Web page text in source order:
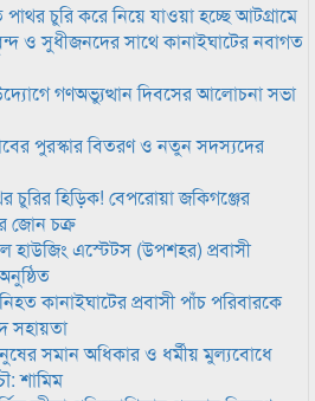
চুরি করে নিয়ে যাওয়া হচ্ছে আটগ্রামে
ও সুধীজনদের সাথে কানাইঘাটের নবাগত
গণঅভ্যুত্থান দিবসের আলোচনা সভা
পুরস্কার বিতরণ ও নতুন সদস্যদের
চুরির হিড়িক! বেপরোয়া জকিগঞ্জের
জোন চক্র
হাউজিং এস্টেটস (উপশহর) প্রবাসী
কানাইঘাটের প্রবাসী পাঁচ পরিবারকে
সহায়তা
সমান অধিকার ও ধর্মীয় মুল্যবোধে
শামিম